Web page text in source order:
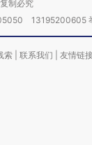
制必究
13195200605
索 联系我们 友情链